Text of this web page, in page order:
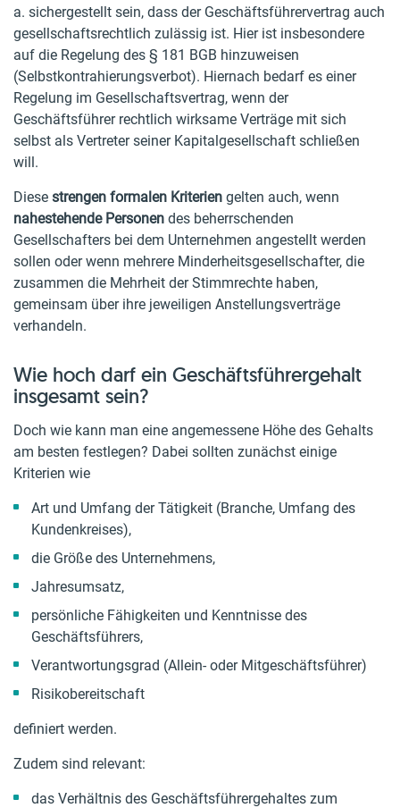
a. sichergestellt sein, dass der Geschäftsführervertrag auch
gesellschaftsrechtlich zulässig ist. Hier ist insbesondere
auf die Regelung des § 181 BGB hinzuweisen
(Selbstkontrahierungsverbot). Hiernach bedarf es einer
Regelung im Gesellschaftsvertrag, wenn der
Geschäftsführer rechtlich wirksame Verträge mit sich
selbst als Vertreter seiner Kapitalgesellschaft schließen
will.
Diese strengen formalen Kriterien gelten auch, wenn
nahestehende Personen des beherrschenden
Gesellschafters bei dem Unternehmen angestellt werden
sollen oder wenn mehrere Minderheitsgesellschafter, die
zusammen die Mehrheit der Stimmrechte haben,
gemeinsam über ihre jeweiligen Anstellungsverträge
verhandeln.
Wie hoch darf ein Geschäftsführergehalt
insgesamt sein?
Doch wie kann man eine angemessene Höhe des Gehalts
am besten festlegen? Dabei sollten zunächst einige
Kriterien wie
Art und Umfang der Tätigkeit (Branche, Umfang des
Kundenkreises),
die Größe des Unternehmens,
Jahresumsatz,
persönliche Fähigkeiten und Kenntnisse des
Geschäftsführers,
Verantwortungsgrad (Allein- oder Mitgeschäftsführer)
Risikobereitschaft
definiert werden.
Zudem sind relevant:
das Verhältnis des Geschäftsführergehaltes zum